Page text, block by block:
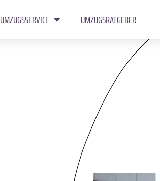
UMZUGSSERVICE UMZUGSRATGEBER